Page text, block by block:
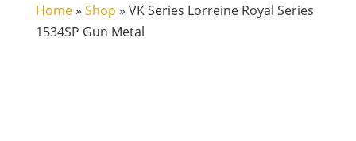
Home» Shop » VK Series Lorreine Royal Series
1534SP Gun Metal